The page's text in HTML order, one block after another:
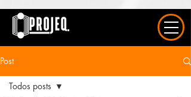
Post
Todos posts